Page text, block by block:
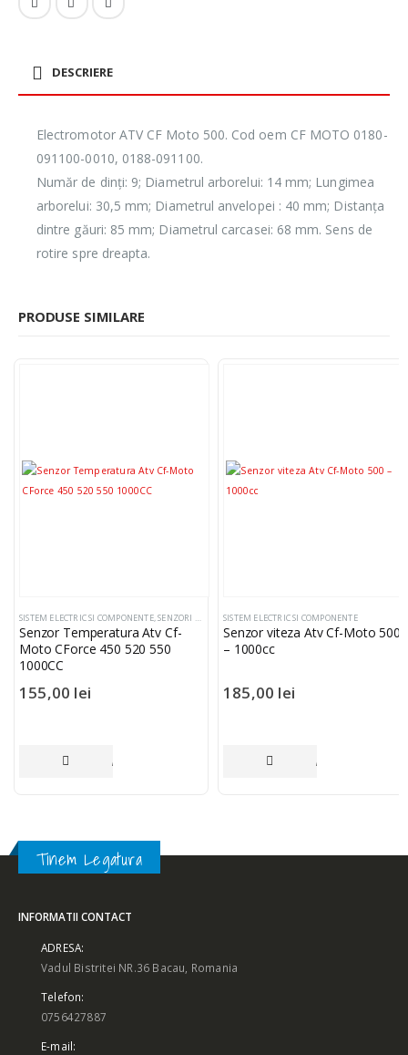
DESCRIERE
Electromotor ATV CF Moto 500. Cod oem CF MOTO 0180-
091100-0010, 0188-091100.
Număr de dinți: 9; Diametrul arborelui: 14 mm; Lungimea
arborelui: 30,5 mm; Diametrul anvelopei : 40 mm; Distanța
dintre găuri: 85 mm; Diametrul carcasei: 68 mm. Sens de
rotire spre dreapta.
PRODUSE SIMILARE
SISTEM ELECTRIC SI COMPONENTE,SENZORI TEMPERATURA APA
Senzor Temperatura Atv Cf-
Moto CForce 450 520 550
1000CC
155,00 lei
ADAUGĂ ÎN COȘ
SISTEM ELECTRIC SI COMPONENTE
Senzor viteza Atv Cf-Moto 500
– 1000cc
185,00 lei
ADAUGĂ ÎN COȘ
Tinem Legatura
INFORMATII CONTACT
ADRESA:
Vadul Bistritei NR.36 Bacau, Romania
Telefon:
0756427887
E-mail: